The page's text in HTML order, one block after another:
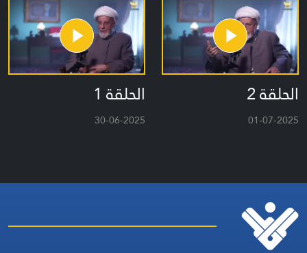
الحلقة 2
01-07-2025
الحلقة 1
30-06-2025